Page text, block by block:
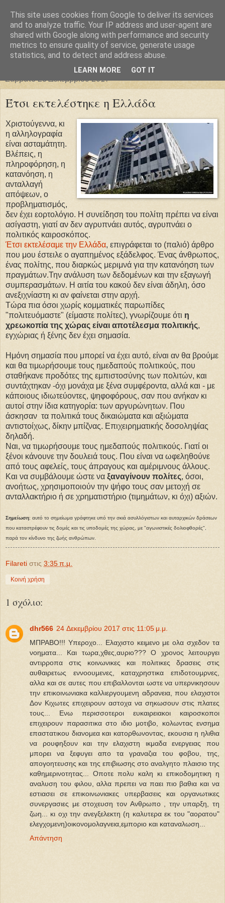
Φιλαρέτη
"ἄγει πρός φῶς τήν ἀλήθειαν χρόνος" -- Μένανδρος
Σάββατο 23 Δεκεμβρίου 2017
Έτσι εκτελέστηκε η Ελλάδα
Χριστούγεννα, κι
η αλληλογραφία
είναι ασταμάτητη.
Βλέπεις, η
πληροφόρηση, η
κατανόηση, η
ανταλλαγή
απόψεων, ο
προβληματισμός,
δεν έχει εορτολόγιο. Η συνείδηση του πολίτη πρέπει να είναι
ασίγαστη, γιατί αν δεν αγρυπνάει αυτός, αγρυπνάει ο
πολιτικός καιροσκόπος.
Έτσι εκτελέσαμε την Ελλάδα, επιγράφεται το (παλιό) άρθρο
που μου έστειλε ο αγαπημένος εξάδελφος. Ένας άνθρωπος,
ένας πολίτης, που διαρκώς μεριμνά για την κατανόηση των
πραγμάτων.Την ανάλυση των δεδομένων και την εξαγωγή
συμπερασμάτων. Η αιτία του κακού δεν είναι άδηλη, όσο
ανεξιχνίαστη κι αν φαίνεται στην αρχή.
Τώρα πια όσοι χωρίς κομματικές παρωπίδες
"πολιτευόμαστε" (είμαστε πολίτες), γνωρίζουμε ότι η
χρεωκοπία της χώρας είναι αποτέλεσμα πολιτικής,
εγχώριας ή ξένης δεν έχει σημασία.
Ημόνη σημασία που μπορεί να έχει αυτό, είναι αν θα βρούμε
και θα τιμωρήσουμε τους ημεδαπούς πολιτικούς, που
σταθήκανε προδότες της εμπιστοσύνης των πολιτών, και
συντάχτηκαν -όχι μονάχα με ξένα συμφέροντα, αλλά και - με
κάποιους ιδιωτεύοντες, ψηφοφόρους, σαν που ανήκαν κι
αυτοί στην ίδια κατηγορία: των αργυρώνητων. Που
άσκησαν τα πολιτικά τους δικαιώματα και αξιώματα
αντιστοίχως, δίκην μπίζνας. Επιχειρηματικής δοσοληψίας
δηλαδή.
Ναι, να τιμωρήσουμε τους ημεδαπούς πολιτικούς. Γιατί οι
ξένοι κάνουνε την δουλειά τους. Που είναι να ωφεληθούνε
από τους αφελείς, τους άπραγους και αμέριμνους άλλους.
Και να συμβάλουμε ώστε να ξαναγίνουν πολίτες, όσοι,
ανοήτως, χρησιμοποιούν την ψήφο τους σαν μετοχή σε
ανταλλακτήριο ή σε χρηματιστήριο (τιμημάτων, κι όχι) αξιών.
Σημείωση: αυτό το σημείωμα γράφτηκε υπό την σκιά ασυλλόγιστων και αυταρχικών δράσεων
που καταστρέφουν τις δομές και τις υποδομές της χώρας, με "αγωνιστικές δολιοφθορές",
παρά τον κίνδυνο της ζωής ανθρώπων.
Filareti στις 3:35 π.μ.
Κοινή χρήση
1 σχόλιο:
dhr566 24 Δεκεμβρίου 2017 στις 11:05 μ.μ.
ΜΠΡΑΒΟ!!! Υπεροχο... Ελαχιστο κειμενο με ολα σχεδον τα
νοηματα... Και τωρα,χθες,αυριο??? Ο χρονος λειτουργει
αντιρροπα στις κοινωνικες και πολιτικες δρασεις στις
αυθαιρετως εννοουμενες, καταχρηστικα επιδοτουμρνες,
αλλα και σε αυτες που επιβαλλονται ωστε να υπερνικησουν
την επικοινωνιακα καλλιεργουμενη αδρανεια, που ελαχιστοι
Δον Κιχωτες επιχειρουν αστοχα να σηκωσουν στις πλατες
τους... Ενω περισσοτεροι ευκαιρειακοι καιροσκοποι
επιχειρουν παρασιτικα στο ιδιο μοτιβο, κολωντας ενσημα
επαστατικου διανομεα και κατορθωνοντας, εκουσια η ηλιθια
να ρουφηξουν και την ελαχιστη ικμαδα ενεργειας που
μπορει να ξεφυγει απο τα γραναζια του φοβου, της,
απογοητευσης και της επιβιωσης στο αναλγητο πλαισιο της
καθημερινοτητας... Οποτε πολυ καλη κι επικοδομητικη η
αναλυση του φιλου, αλλα πρεπει να παει πιο βαθια και να
εστιασει σε επικοινωνιακες υπερβασεις και οργανωτικες
συνεργασιες με στοχευση τον Ανθρωπο , την υπαρξη, τη
ζωη... κι οχι την ανεγξελεκτη (η καλυτερα εκ του "αορατου"
ελεγχομενη)οικονομολαγνεια,εμποριο και καταναλωση...
Απάντηση
This site uses cookies from Google to deliver its services
and to analyze traffic. Your IP address and user-agent are
shared with Google along with performance and security
metrics to ensure quality of service, generate usage
statistics, and to detect and address abuse.
LEARN MORE GOT IT